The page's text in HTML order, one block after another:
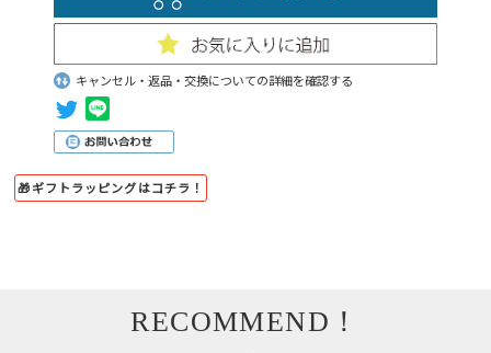
キャンセル・返品・交換についての詳細を確認する
🎁ギフトラッピングはコチラ！
RECOMMEND！